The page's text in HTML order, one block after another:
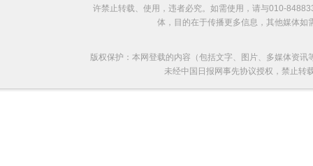
许禁止转载、使用，违者必究。如需使用，请与010-
体，目的在于传播更多信息，其他媒体
版权保护：本网登载的内容（包括文字、图片、多媒体资
未经中国日报网事先协议授权，禁止转